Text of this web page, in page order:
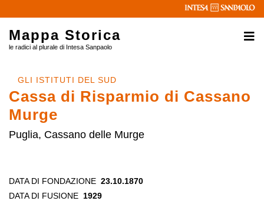
Mappa Storica
le radici al plurale di Intesa Sanpaolo
GLI ISTITUTI DEL SUD
Cassa di Risparmio di Cassano
Murge
Puglia, Cassano delle Murge
DATA DI FONDAZIONE 23.10.1870
DATA DI FUSIONE 1929